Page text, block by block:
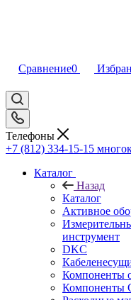
Сравнение0
Телефоны
+7 (812) 334-15-15
Каталог
Назад
Каталог
Активное
инструмент
DKC
Компоненты
Компоненты